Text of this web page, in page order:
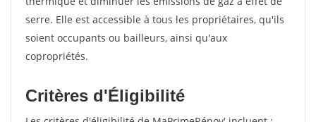
serre. Elle est accessible à tous les propriétaires, qu'ils
soient occupants ou bailleurs, ainsi qu'aux
copropriétés.
Critères d'Éligibilité